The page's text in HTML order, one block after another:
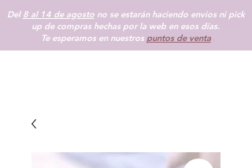
Del 8 al 14 de agostono se estarán haciendo envios ni pick
up de compras hechas por la web en esos días.
Te esperamos en nuestros puntos de venta